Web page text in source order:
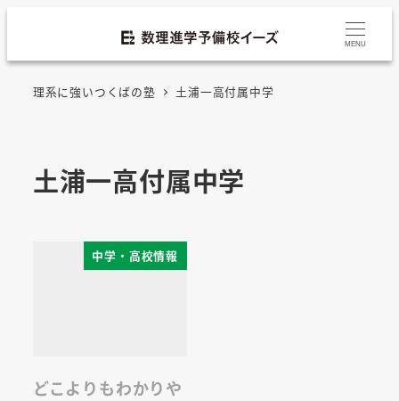
MENU
理系に強いつくばの塾 土浦一高付属中学
土浦一高付属中学
中学・高校情報
どこよりもわかりや